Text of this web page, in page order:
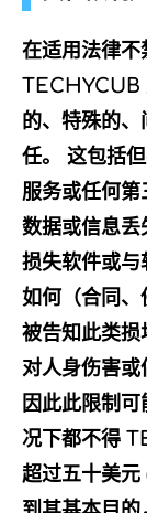
在适用法律不
TECHYCUB
的、特殊的
任。 这包括
服务或任何第
数据或信息丢
损失软件或与
如何（合同
被告知此类损
对人身伤害或
因此此限制
况下都不得
超过五十美元